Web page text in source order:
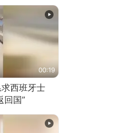
00:19
西班牙士
回国”